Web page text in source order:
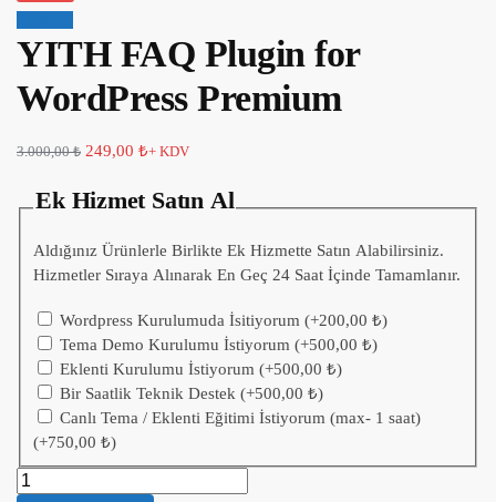
YITH FAQ Plugin for
WordPress Premium
3.000,00₺ 249,00 ₺+ KDV
Ek Hizmet Satın Al
Aldığınız Ürünlerle Birlikte Ek Hizmette Satın Alabilirsiniz.
Hizmetler Sıraya Alınarak En Geç 24 Saat İçinde Tamamlanır.
Wordpress Kurulumuda İsitiyorum(+200,00₺)
Tema Demo Kurulumu İstiyorum(+500,00₺)
Eklenti Kurulumu İstiyorum(+500,00₺)
Bir Saatlik Teknik Destek(+500,00₺)
Canlı Tema / Eklenti Eğitimi İstiyorum (max- 1 saat)
(+750,00₺)